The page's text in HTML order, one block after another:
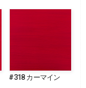
#318 カーマイン